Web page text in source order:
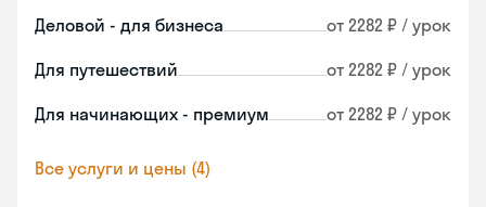
Деловой - для бизнеса от 2282 ₽ / урок
Для путешествий от 2282 ₽ / урок
Для начинающих - премиум от 2282 ₽ / урок
Все услуги и цены (4)